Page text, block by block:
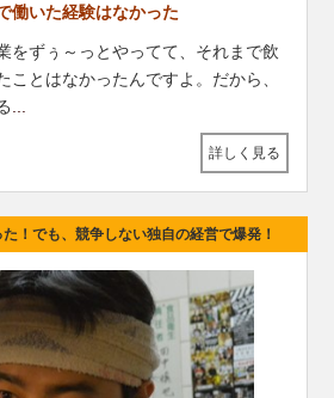
働いた経験はなかった
をずぅ～っとやってて、それまで飲
ことはなかったんですよ。だから、
詳しく見る
！でも、競争しない独自の経営で爆発！